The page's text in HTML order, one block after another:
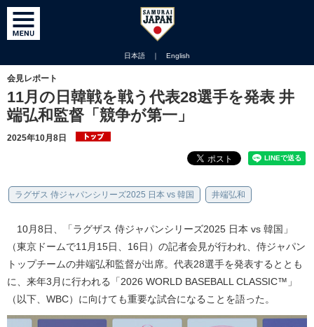
日本語 ｜ English
会見レポート
11月の日韓戦を戦う代表28選手を発表 井
端弘和監督「競争が第一」
2025年10月8日
ラグザス 侍ジャパンシリーズ2025 日本 vs 韓国 井端弘和
10月8日、「ラグザス 侍ジャパンシリーズ2025 日本 vs 韓国」
（東京ドームで11月15日、16日）の記者会見が行われ、侍ジャパン
トップチームの井端弘和監督が出席。代表28選手を発表するととも
に、来年3月に行われる「2026 WORLD BASEBALL CLASSIC™」
（以下、WBC）に向けても重要な試合になることを語った。